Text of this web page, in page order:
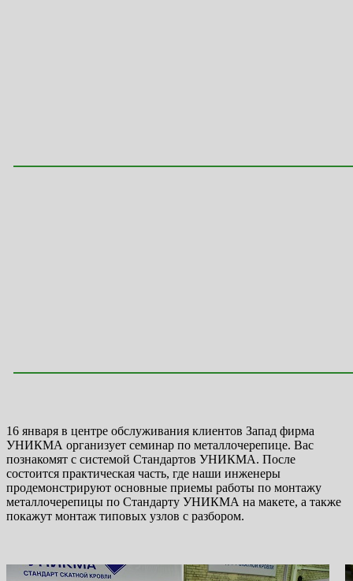
16 января в центре обслуживания клиентов Запад фирма
УНИКМА организует семинар по металлочерепице. Вас
познакомят с системой Стандартов УНИКМА. После
состоится практическая часть, где наши инженеры
продемонстрируют основные приемы работы по монтажу
металлочерепицы по Стандарту УНИКМА на макете, а также
покажут монтаж типовых узлов с разбором.